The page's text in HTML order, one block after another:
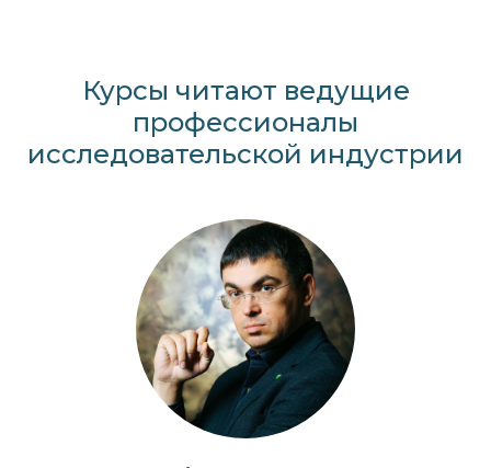
Курсы читают ведущие
профессионалы
исследовательской индустрии